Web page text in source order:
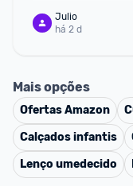
Julio
há 2 d
Mais opções
OfertasAmazon
Calçados infantis
Lenço umedecido